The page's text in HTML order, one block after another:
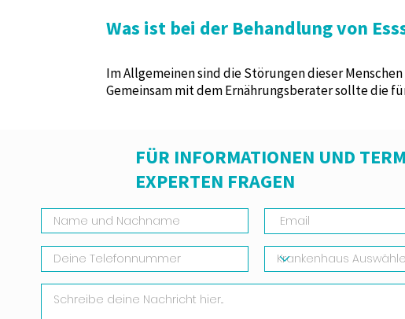
Was ist bei der Behandlung von
Im Allgemeinen sind die Störungen dieser
Gemeinsam mit dem Ernährungsberater sollte die
FÜR INFORMATIONEN UND
EXPERTEN FRAGEN